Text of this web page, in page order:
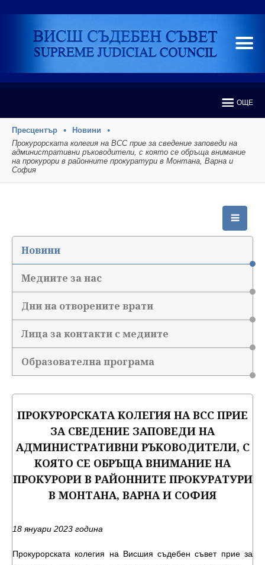
ОЩЕ
Пресцентър
Новини
Прокурорската колегия на ВСС прие за сведение заповеди на
административни ръководители, с която се обръща внимание
на прокурори в районните прокуратури в Монтана, Варна и
София
Новини
Медиите за нас
Дни на отворените врати
Лица за контакти с медиите
Образователна програма
ПРОКУРОРСКАТА КОЛЕГИЯ НА ВСС ПРИЕ
ЗА СВЕДЕНИЕ ЗАПОВЕДИ НА
АДМИНИСТРАТИВНИ РЪКОВОДИТЕЛИ, С
КОЯТО СЕ ОБРЪЩА ВНИМАНИЕ НА
ПРОКУРОРИ В РАЙОННИТЕ ПРОКУРАТУРИ
В МОНТАНА, ВАРНА И СОФИЯ
18 януари 2023 година
Прокурорската колегия на Висшия съдебен съвет прие за